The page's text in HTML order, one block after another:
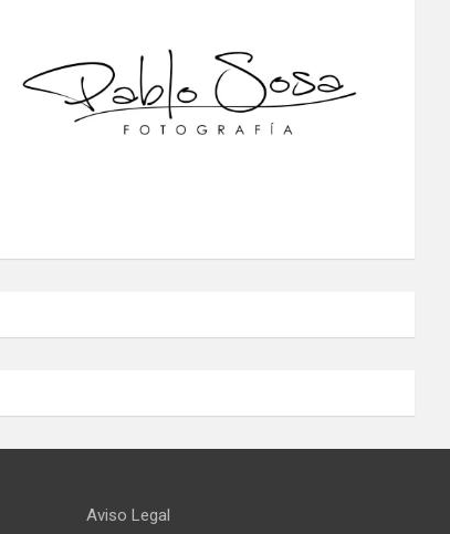
Aviso Legal